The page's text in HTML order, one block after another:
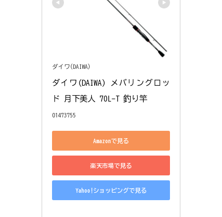
ダイワ(DAIWA)
ダイワ(DAIWA) メバリングロッ
ド 月下美人 70L-T 釣り竿
01473755
Amazonで見る
楽天市場で見る
Yahoo!ショッピングで見る